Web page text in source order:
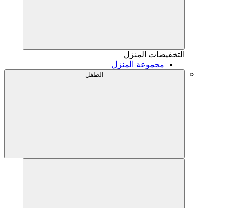
التخفيضات المنزل
مجموعة المنزل
الطفل